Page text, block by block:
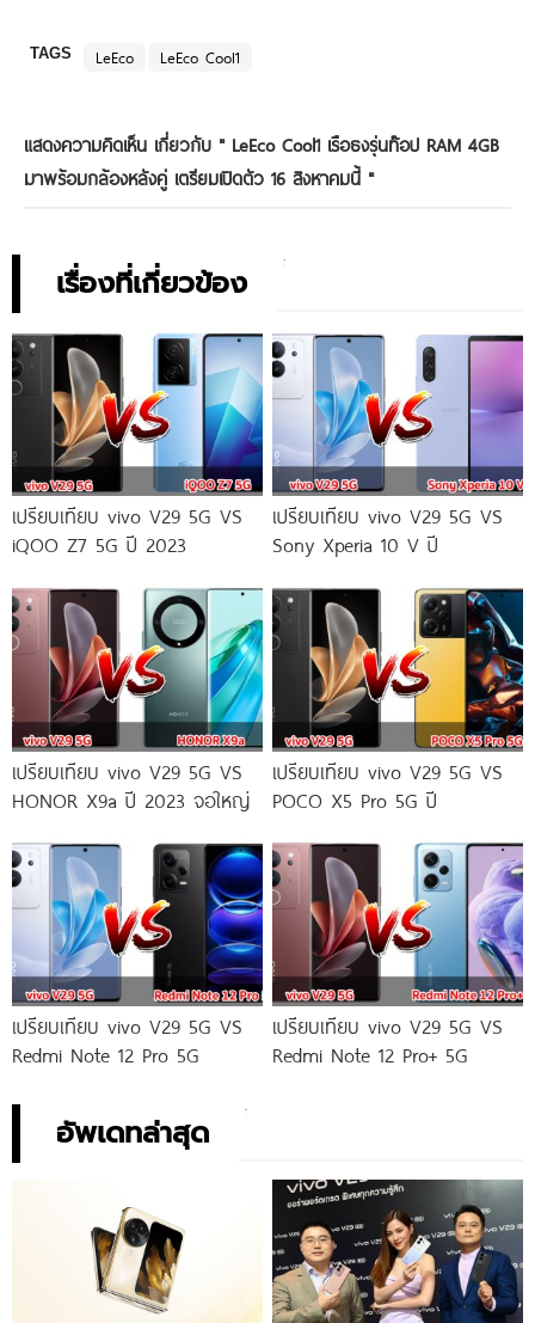
TAGS LeEco LeEco Cool1
แสดงความคิดเห็น เกี่ยวกับ " LeEco Cool1 เรือธงรุ่นท๊อป RAM 4GB
มาพร้อมกล้องหลังคู่ เตรียมเปิดตัว 16 สิงหาคมนี้ "
เรื่องที่เกี่ยวข้อง
เปรียบเทียบ vivo V29 5G VS
iQOO Z7 5G ปี 2023
เปรียบเทียบ vivo V29 5G VS
Sony Xperia 10 V ปี
เปรียบเทียบ vivo V29 5G VS
HONOR X9a ปี 2023 จอใหญ่
เปรียบเทียบ vivo V29 5G VS
POCO X5 Pro 5G ปี
เปรียบเทียบ vivo V29 5G VS
Redmi Note 12 Pro 5G
เปรียบเทียบ vivo V29 5G VS
Redmi Note 12 Pro+ 5G
อัพเดทล่าสุด